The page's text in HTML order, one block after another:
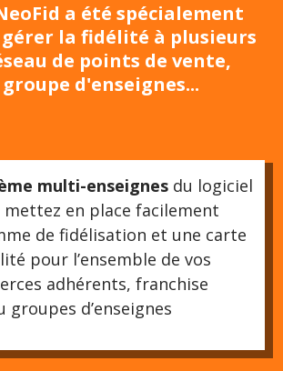
a été spécialement
la fidélité à plusieurs
de points de vente,
d'enseignes...
multi-enseignes du logiciel
mettez en place facilement
de fidélisation et une carte
pour l’ensemble de vos
adhérents, franchise
groupes d’enseignes